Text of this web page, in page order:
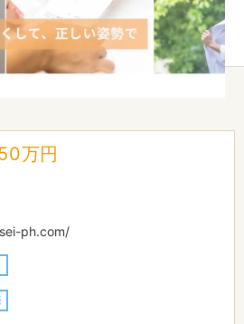
の向上、採用強化、ブランドイメージ
万円
ph.com/